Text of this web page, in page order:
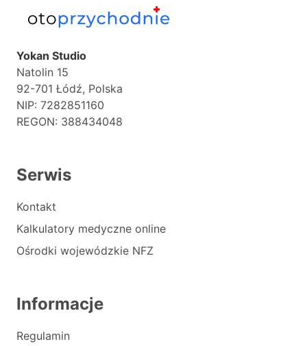
Yokan Studio
Natolin 15
92-701 Łódź, Polska
NIP: 7282851160
REGON: 388434048
Serwis
Kontakt
Kalkulatory medyczne online
Ośrodki wojewódzkie NFZ
Informacje
Regulamin